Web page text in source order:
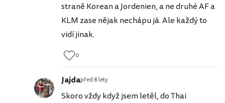
straně Korean a Jordenien, a ne druhé AF a
KLM zase nějak nechápu já. Ale každý to
vidí jinak.
0
Jajdapřed 8 lety
Skoro vždy když jsem letěl, do Thai